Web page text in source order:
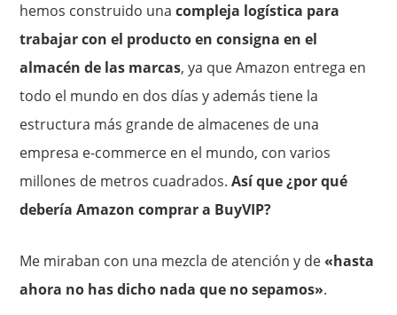
hemos construido unacompleja logística para
trabajar con el producto en consigna en el
almacén de las marcas, ya que Amazon entrega en
todo el mundo en dos días y además tiene la
estructura más grande de almacenes de una
empresa e-commerce en el mundo, con varios
millones de metros cuadrados.Así que ¿por qué
debería Amazon comprar a BuyVIP?
Me miraban con una mezcla de atención y de«hasta
ahora no has dicho nada que no sepamos».